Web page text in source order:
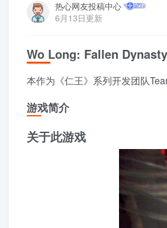
热心网友投稿中心
6月13日更新
Wo Long: Fallen Dynasty
本作为《仁王》系列开发团队
游戏简介
关于此游戏